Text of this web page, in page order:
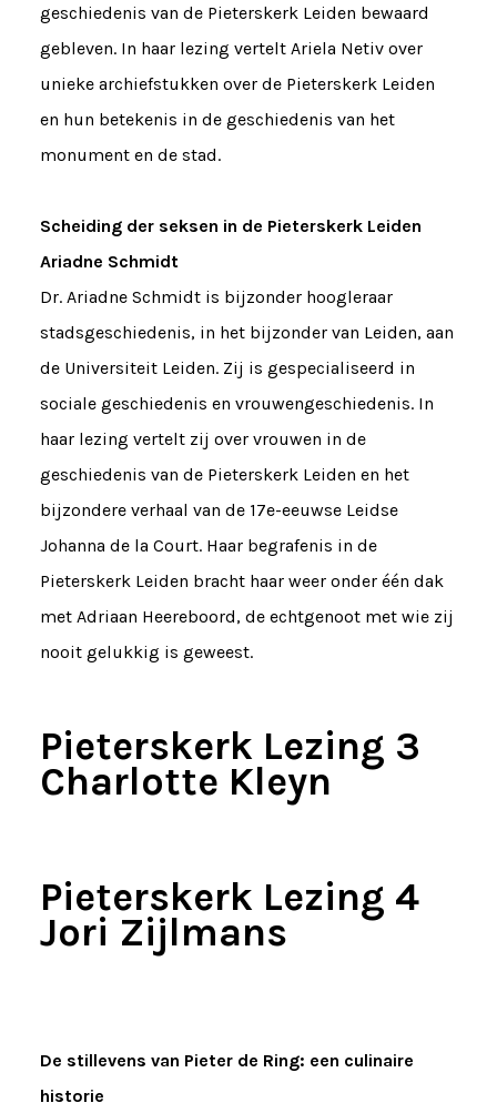
geschiedenis van de Pieterskerk Leiden bewaard
gebleven. In haar lezing vertelt Ariela Netiv over
unieke archiefstukken over de Pieterskerk Leiden
en hun betekenis in de geschiedenis van het
monument en de stad.
Scheiding der seksen in de Pieterskerk Leiden
Ariadne Schmidt
Dr. Ariadne Schmidt is bijzonder hoogleraar
stadsgeschiedenis, in het bijzonder van Leiden, aan
de Universiteit Leiden. Zij is gespecialiseerd in
sociale geschiedenis en vrouwengeschiedenis. In
haar lezing vertelt zij over vrouwen in de
geschiedenis van de Pieterskerk Leiden en het
bijzondere verhaal van de 17e-eeuwse Leidse
Johanna de la Court. Haar begrafenis in de
Pieterskerk Leiden bracht haar weer onder één dak
met Adriaan Heereboord, de echtgenoot met wie zij
nooit gelukkig is geweest.
Pieterskerk Lezing 3
Charlotte Kleyn
Pieterskerk Lezing 4
Jori Zijlmans
De stillevens van Pieter de Ring: een culinaire
historie